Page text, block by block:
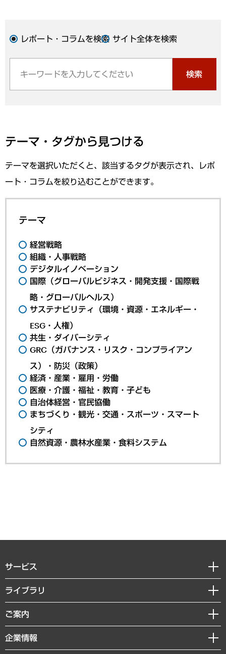
レポート・コラムを検索 サイト全体を検索
検索
テーマ・タグから見つける
テーマを選択いただくと、該当するタグが表示され、レポ
ート・コラムを絞り込むことができます。
テーマ
経営戦略
組織・人事戦略
デジタルイノベーション
国際（グローバルビジネス・開発支援・国際戦
略・グローバルヘルス）
サステナビリティ（環境・資源・エネルギー・
ESG・人権）
共生・ダイバーシティ
GRC（ガバナンス・リスク・コンプライアン
ス）・防災（政策）
経済・産業・雇用・労働
医療・介護・福祉・教育・子ども
自治体経営・官民協働
まちづくり・観光・交通・スポーツ・スマート
シティ
自然資源・農林水産業・食料システム
サービス
経営戦略
組織・人事戦略
デジタルイノベーション
ライブラリ
経済調査
レポート
コラム
ご案内
セミナー・イベント情報
MUFGビジネスセミナー
企業情報